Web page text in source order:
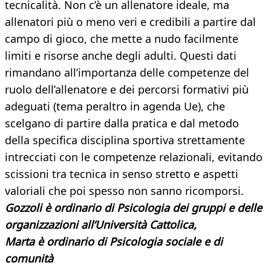
tecnicalità. Non c’è un allenatore ideale, ma
allenatori più o meno veri e credibili a partire dal
campo di gioco, che mette a nudo facilmente
limiti e risorse anche degli adulti. Questi dati
rimandano all’importanza delle competenze del
ruolo dell’allenatore e dei percorsi formativi più
adeguati (tema peraltro in agenda Ue), che
scelgano di partire dalla pratica e dal metodo
della specifica disciplina sportiva strettamente
intrecciati con le competenze relazionali, evitando
scissioni tra tecnica in senso stretto e aspetti
valoriali che poi spesso non sanno ricomporsi.
Gozzoli è ordinario di Psicologia dei gruppi e delle
organizzazioni all’Università Cattolica,
Marta è ordinario di Psicologia sociale e di
comunità